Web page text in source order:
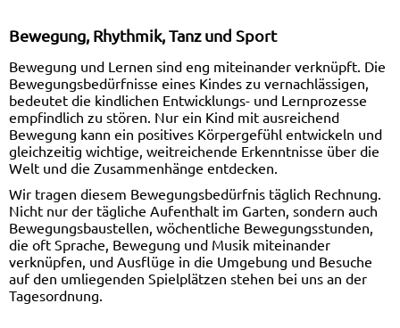
Bewegung, Rhythmik, Tanz und Sport
Bewegung und Lernen sind eng miteinander verknüpft. Die
Bewegungsbedürfnisse eines Kindes zu vernachlässigen,
bedeutet die kindlichen Entwicklungs- und Lernprozesse
empfindlich zu stören. Nur ein Kind mit ausreichend
Bewegung kann ein positives Körpergefühl entwickeln und
gleichzeitig wichtige, weitreichende Erkenntnisse über die
Welt und die Zusammenhänge entdecken.
Wir tragen diesem Bewegungsbedürfnis täglich Rechnung.
Nicht nur der tägliche Aufenthalt im Garten, sondern auch
Bewegungsbaustellen, wöchentliche Bewegungsstunden,
die oft Sprache, Bewegung und Musik miteinander
verknüpfen, und Ausflüge in die Umgebung und Besuche
auf den umliegenden Spielplätzen stehen bei uns an der
Tagesordnung.